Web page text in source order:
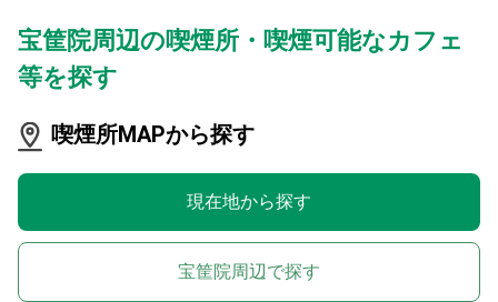
宝筐院周辺の喫煙所・喫煙可能なカフェ
等を探す
喫煙所MAPから探す
現在地から探す
宝筐院周辺で探す